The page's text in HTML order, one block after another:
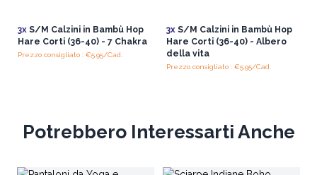
3xS/M Calzini in Bambù Hop
Hare Corti (36-40) - 7 Chakra
Prezzo consigliato : €5.95/Cad.
3xS/M Calzini in Bambù Hop
Hare Corti (36-40) - Albero
della vita
Prezzo consigliato : €5.95/Cad.
Potrebbero Interessarti Anche